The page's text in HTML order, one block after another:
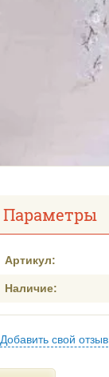
Параметры
Артикул:
Наличие:
Добавить свой отзыв